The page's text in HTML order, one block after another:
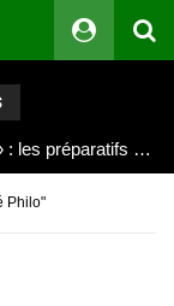
Joy Clerf Derisier, sur les traces de son père : évangéliser par la musique
Philo"